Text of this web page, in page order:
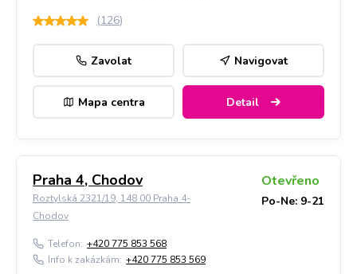
(126)
Zavolat Navigovat
Mapa centra Detail
Praha 4, Chodov
Roztylská 2321/19, 148 00 Praha 4-
Chodov
Otevřeno
Po-Ne: 9-21
Telefon: +420 775 853 568
Info k zakázkám: +420 775 853 569